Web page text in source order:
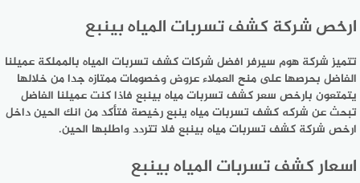
ارخص شركة كشف تسربات المياه بينبع
تتميز شركة هوم سيرفر افضل شركات كشف تسربات المياه بالمملكة عميلنا
الفاضل بحرصها على منح العملاء عروض وخصومات ممتازه جدا من خلالها
يتمتعون بارخص سعر كشف تسربات مياه بينبع فاذا كنت عميلنا الفاضل
تبحث عن شركه كشف تسربات مياه ينبع رخيصة فتأكد من انك الحين داخل
ارخص شركة كشف تسربات مياه بينبع فلا تتردد واطلبها الحين.
اسعار كشف تسربات المياه بينبع